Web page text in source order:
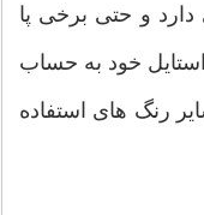
و حتی برخی پا
خود به حساب
رنگ های استفاده